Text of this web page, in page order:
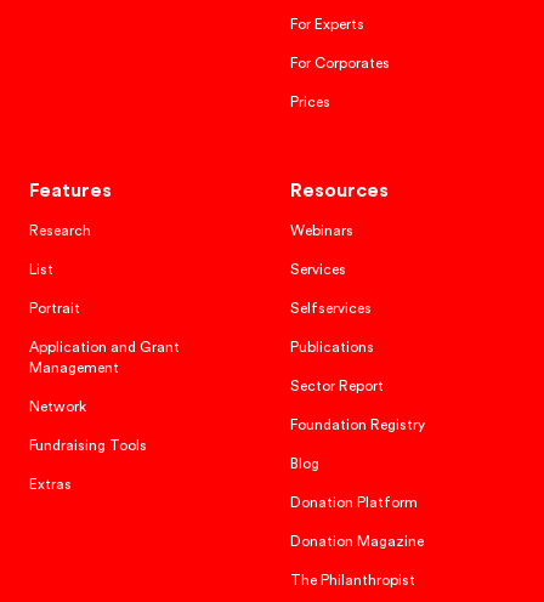
For Experts
For Corporates
Prices
Features
Research
List
Portrait
Application and Grant
Management
Network
Fundraising Tools
Extras
Resources
Webinars
Services
Selfservices
Publications
Sector Report
Foundation Registry
Blog
Donation Platform
Donation Magazine
The Philanthropist